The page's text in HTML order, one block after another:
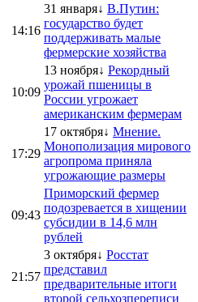
14:16
31 января↓ В.Путин:
государство будет
поддерживать малые
фермерские хозяйства
10:09
13 ноября↓ Рекордный
урожай пшеницы в
России угрожает
американским фермерам
17:29
17 октября↓ Мнение.
Монополизация мирового
агропрома приняла
угрожающие размеры
09:43
Приморский фермер
подозревается в хищении
субсидии в 14,6 млн
рублей
21:57
3 октября↓ Росстат
представил
предварительные итоги
второй сельхозпереписи